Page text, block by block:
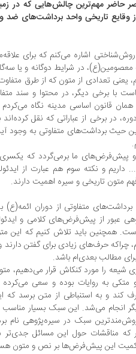
حاضر مهم‌ترین چالش‌هایی که در
وقایع تاریخی واحد برداشت‌های
اشاره می‌کنم که برای
در شرایط دوگانه و یا
یعنی تعدادی از متون که از طرق
با برخی دیگر، در محتوا و سند
همان قانون اساسی مدینه نگاه
در برخی از عباراتی که نقل کرده‌اند
حیث برداشت‌های متفاوتی به وجود
و پیش‌فرض‌های ما برمی‌گردد که یکسری
داریم و نکته سوم هم عبارت از
متون تاریخی و سیره اهمیت دارند.
متفاوتی از دوران ائمه(ع)
عبور از پیش‌فرض‌های کلامی و
همچنین باید تلاش کنیم که این
چراکه حرف‌های زیادی برای گفتن
مطالب بعدی‌ام باشد.
شیعه را مورد کنکاش قرار می‌دهیم،
متکی به روایات بوده و سعی
کند و به استنباطی از متن برسد که
انجام می‌شد. این سبک بسیار مناسب
سبک در سیره‌پژوهی نام
که مناقشات حول این مسائل جدی‌تر
این پیش‌فرض‌ها بر نص و متون